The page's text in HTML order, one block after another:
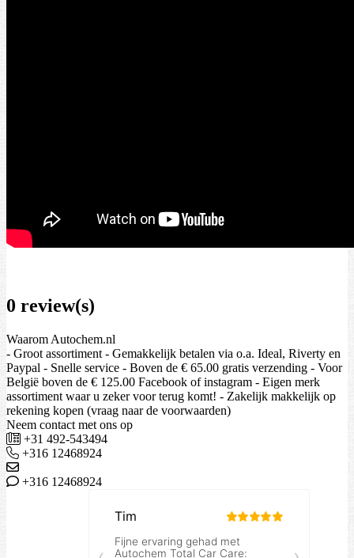
0 review(s)
Waarom Autochem.nl
- Groot assortiment - Gemakkelijk betalen via o.a. Ideal, Riverty en
Paypal - Snelle service - Boven de € 65.00 gratis verzending - Voor
België boven de € 125.00 Facebook of instagram - Eigen merk
assortiment waar u zeker voor terug komt! - Zakelijk makkelijk op
rekening kopen (vraag naar de voorwaarden)
Neem contact met ons op
+31 492-543494
+316 12468924
+316 12468924